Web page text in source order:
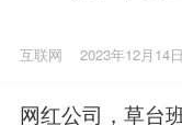
互联网 2023年12月14日
网红公司，草台